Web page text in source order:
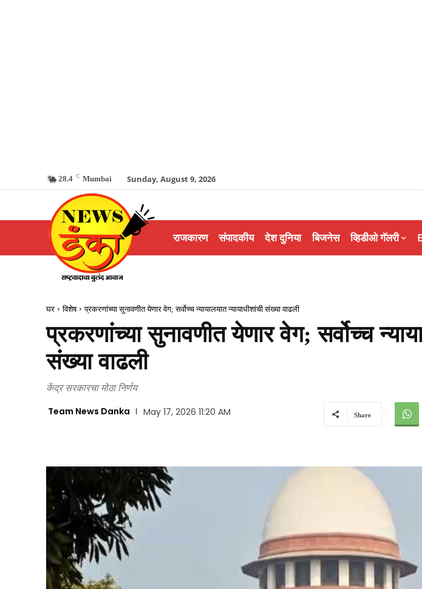
28.4 C Mumbai Sunday, August 9, 2026
राजकारण संपादकीय देश दुनिया बिजनेस व्हिडीओ गॅलरी
घर विशेष प्रकरणांच्या सुनावणीत येणार वेग; सर्वोच्च न्यायालयात न्यायाधीशांची संख्या वाढली
प्रकरणांच्या सुनावणीत येणार वेग; सर्वोच्च
संख्या वाढली
केंद्र सरकारचा मोठा निर्णय
Team News Danka May 17, 2026 11:20 AM Share